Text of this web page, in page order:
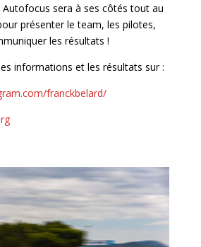
sera à ses côtés tout au
présenter le team, les pilotes,
les résultats !
informations et les résultats sur :
franckbelard/